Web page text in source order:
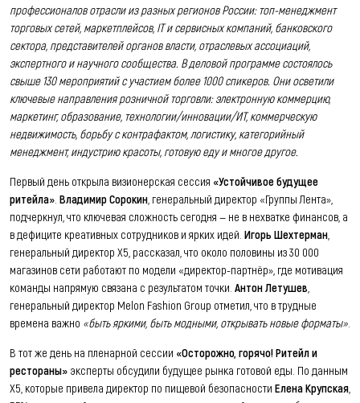
профессионалов отрасли из разных регионов России: топ-менеджмент
торговых сетей, маркетплейсов, IT и сервисных компаний, банковского
сектора, представителей органов власти, отраслевых ассоциаций,
экспертного и научного сообщества. В деловой программе состоялось
свыше 130 мероприятий с участием более 1000 спикеров. Они осветили
ключевые направления розничной торговли: электронную коммерцию,
маркетинг, образование, технологии/инновации/ИТ, коммерческую
недвижимость, борьбу с контрафактом, логистику, категорийный
менеджмент, индустрию красоты, готовую еду и многое другое.
Первый день открыла визионерская сессия «Устойчивое будущее
ритейла» Владимир Сорокин , генеральный директор «Группы Лента»,
подчеркнул, что ключевая сложность сегодня — не в нехватке финансов, а
в дефиците креативных сотрудников и ярких идей. Игорь Шехтерман
генеральный директор Х5, рассказал, что около половины из 30 000
магазинов сети работают по модели «директор-партнёр», где мотивация
команды напрямую связана с результатом точки. Антон Летушев
генеральный директор Melon Fashion Group отметил, что в трудные
времена важно «быть яркими, быть модными, открывать новые форматы»
В тот же день на пленарной сессии «Осторожно, горячо! Ритейл и
рестораны» эксперты обсудили будущее рынка готовой еды. По данным
X5, которые привела директор по пищевой безопасности Елена Крупская